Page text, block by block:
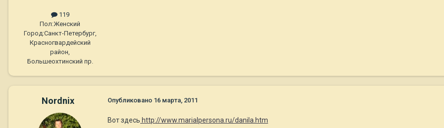
119
Пол:Женский
Город:Санкт-Петербург,
Красногвардейский
район,
Большеохтинский пр.
Nordnix Опубликовано 16 марта, 2011
Вот здесь http://www.marialpersona.ru/danila.htm